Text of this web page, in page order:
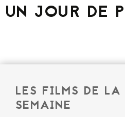
UN JOUR DE
LES FILMS DE LA
SEMAINE